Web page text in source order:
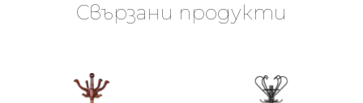
Свързани продукти